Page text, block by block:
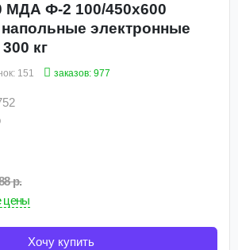
Ф-2 100/450х600
электронные
кг
151 заказов: 977
р.
цены
Хочу купить